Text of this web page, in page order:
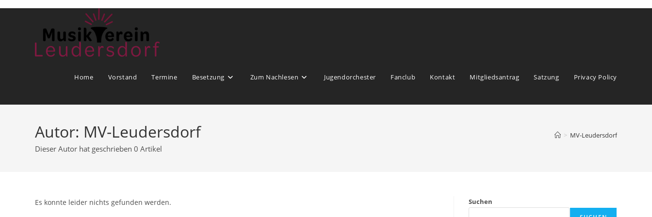
Home Vorstand Termine Besetzung Zum Nachlesen Jugendorchester Fanclub Kontakt Mitgliedsantrag Satzung Privacy Policy
Autor: MV-Leudersdorf
Dieser Autor hat geschrieben 0 Artikel
> MV-Leudersdorf
Es konnte leider nichts gefunden werden. Suchen